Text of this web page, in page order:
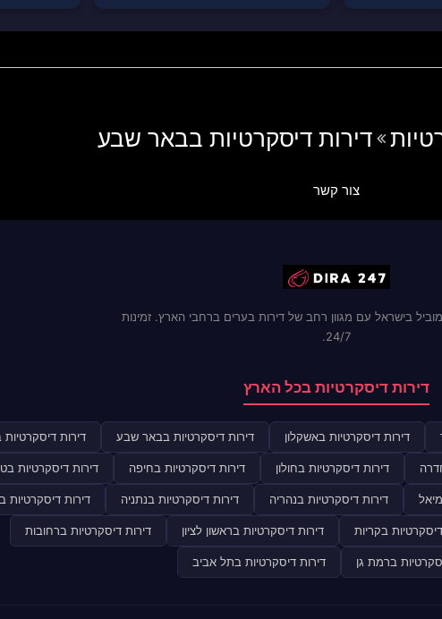
דירות דיסקרטיות בבאר שבע
צור קשר
בישראל עם מגוון רחב של דירות בערים ברחבי הארץ. זמינות
24/7.
דירות דיסקרטיות בכל הארץ
דירות דיסקרטיות באשקלון דירות דיסקרטיות בבאר שבע דירות
דירות דיסקרטיות בחולון דירות דיסקרטיות בחיפה דירות דיסקרטיות
דירות דיסקרטיות בנהריה דירות דיסקרטיות בנתניה דירות דיסקרטיות
בקריות דירות דיסקרטיות בראשון לציון דירות דיסקרטיות ברחובות
ברמת גן דירות דיסקרטיות בתל אביב